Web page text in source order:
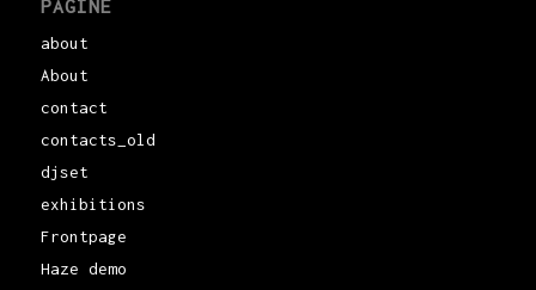
PAGINE
about
About
contact
contacts_old
djset
exhibitions
Frontpage
Haze demo